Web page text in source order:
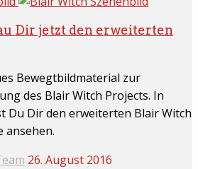
Dir jetzt den erweiterten
Bewegtbildmaterial zur
des Blair Witch Projects. In
Du Dir den erweiterten Blair Witch
ansehen.
26. August 2016